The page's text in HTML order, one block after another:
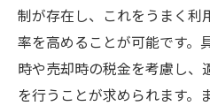
制が存在し、これをうまく利
率を高めることが可能です。
時や売却時の税金を考慮し、
を行うことが求められます。